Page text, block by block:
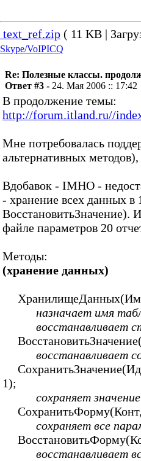
text_ref.zip ( 11 KB |
Skype/VoIPICQ
Re: Полезные классы.
Ответ #3 - 24. Мая 2006 :: 17:42
В продолжение темы:
http://forum.itland.ru//
Мне потребовалась
альтернативных
Вдобавок - IMHO -
- хранение всех данных в
ВосстановитьЗначение).
файле параметров 20
Методы:
(хранение данных)
назначает имя
восстанавливает
восстанавливает
1);
сохраняет значение
СохранитьФорму(Конт,
сохраняет все
восстанавливает все